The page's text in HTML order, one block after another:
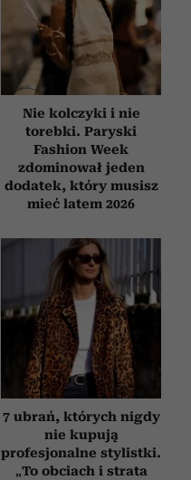
Nie kolczyki i nie
torebki. Paryski
Fashion Week
zdominował jeden
dodatek, który musisz
mieć latem 2026
7 ubrań, których nigdy
nie kupują
profesjonalne stylistki.
„To obciach i strata